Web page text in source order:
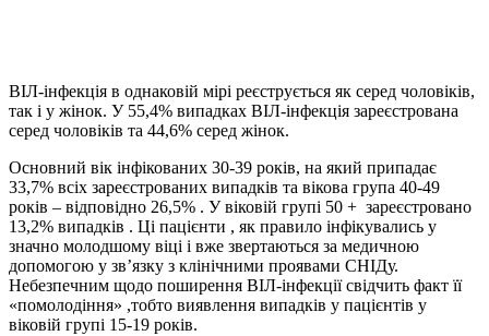
ВІЛ-інфекція в однаковій мірі реєструється як серед чоловіків,
так і у жінок. У 55,4% випадках ВІЛ-інфекція зареєстрована
серед чоловіків та 44,6% серед жінок.
Основний вік інфікованих 30-39 років, на який припадає
33,7% всіх зареєстрованих випадків та вікова група 40-49
років – відповідно 26,5% . У віковій групі 50 + зареєстровано
13,2% випадків . Ці пацієнти , як правило інфікувались у
значно молодшому віці і вже звертаються за медичною
допомогою у зв’язку з клінічними проявами СНІДу.
Небезпечним щодо поширення ВІЛ-інфекції свідчить факт її
«помолодіння» ,тобто виявлення випадків у пацієнтів у
віковій групі 15-19 років.